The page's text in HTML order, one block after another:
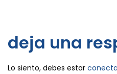
deja una
Lo siento, debes estar